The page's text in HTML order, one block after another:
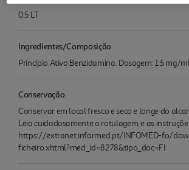
0.5 LT
Ingredientes/Composição
Princípio Ativo:Benzidamina. Dosagem: 1.5 mg/
Conservação
Conservar em local fresco e seco e longe do
Leia cuidadosamente a rotulagem, e as
https://extranet.infarmed.pt/INFOMED-fo/
ficheiro.xhtml?med_id=8278&tipo_doc=FI